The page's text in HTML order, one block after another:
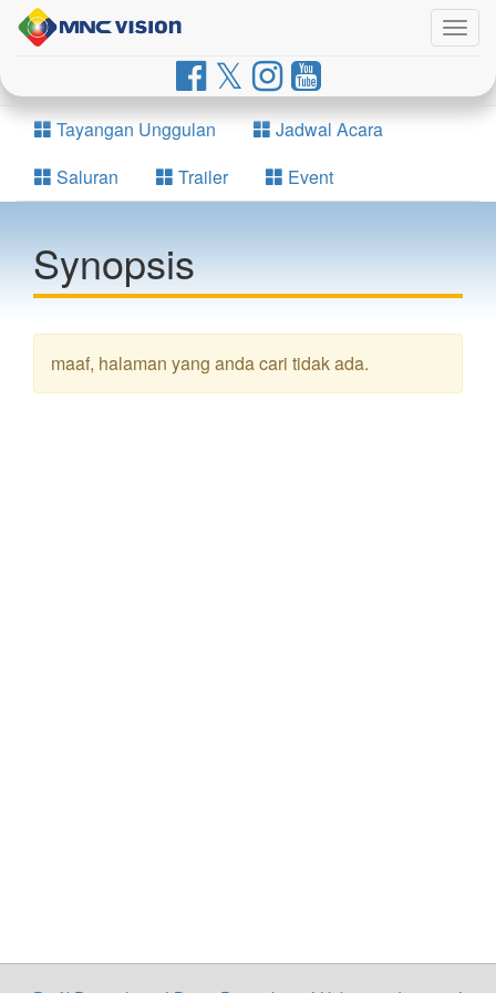
Tayangan Unggulan
Jadwal Acara
Saluran
Trailer Event
Synopsis
maaf, halaman yang anda cari tidak ada.